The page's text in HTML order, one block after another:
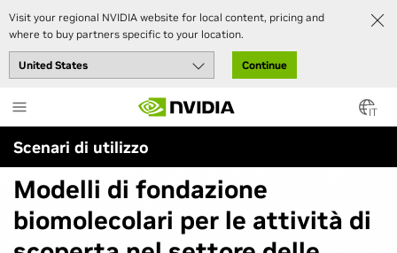
Visit your regional NVIDIA website for local content, pricing and
where to buy partners specific to your location.
Continue
to
main
content
IT
Scenari di utilizzo
Modelli di fondazione
biomolecolari per le attività di